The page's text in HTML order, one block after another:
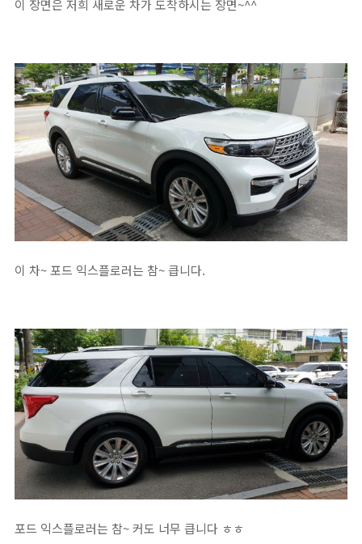
이 장면은 저희 새로운 차가 도착하시는 장면~^^
이 차~ 포드 익스플로러는 참~ 큽니다.
포드 익스플로러는 참~ 커도 너무 큽니다 ㅎㅎ